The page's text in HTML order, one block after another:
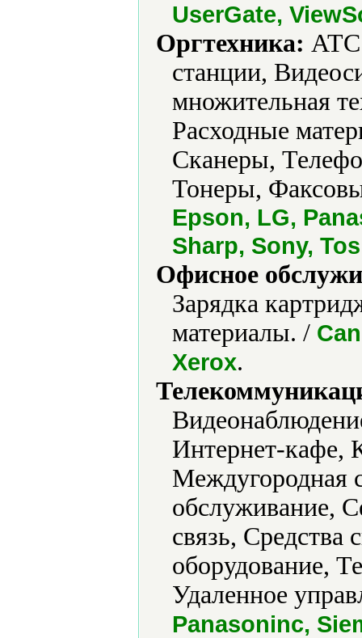
UserGate,
Оргтехника: АТС
станции,
множительная
Расходные
Сканеры,
Тонеры,
Epson, LG,
Sharp, Sony,
Офисное
Зарядка
материалы. /
Xerox.
Интернет-кафе,
Междугородная
обслуживание,
связь, Средства
оборудование,
Удаленное
Panasoninc,